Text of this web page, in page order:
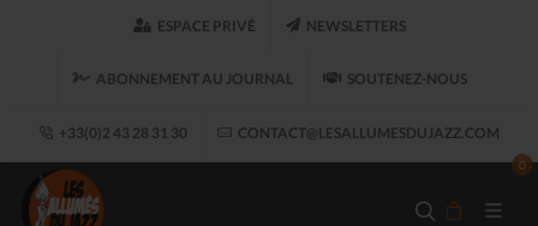
ESPACE PRIVÉ NEWSLETTERS
ABONNEMENT AU JOURNAL SOUTENEZ-NOUS
+33(0)2 43 28 31 30 CONTACT@LESALLUMESDUJAZZ.COM
0